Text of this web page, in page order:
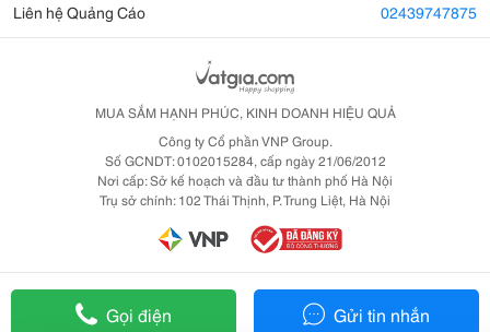
Gọi điện Gửi tin nhắn
Liên hệ Quảng Cáo 02439747875
MUA SẮM HẠNH PHÚC, KINH DOANH HIỆU QUẢ
Công ty Cổ phần VNP Group.
Số GCNDT: 0102015284, cấp ngày 21/06/2012
Nơi cấp: Sở kế hoạch và đầu tư thành phố Hà Nội
Trụ sở chính: 102 Thái Thịnh, P. Trung Liệt, Hà Nội